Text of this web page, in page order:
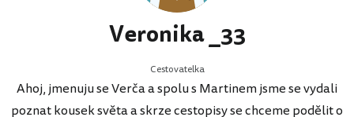
Veronika _33
Cestovatelka
Ahoj, jmenuju se Verča a spolu s Martinem jsme se vydali
poznat kousek světa a skrze cestopisy se chceme podělit o